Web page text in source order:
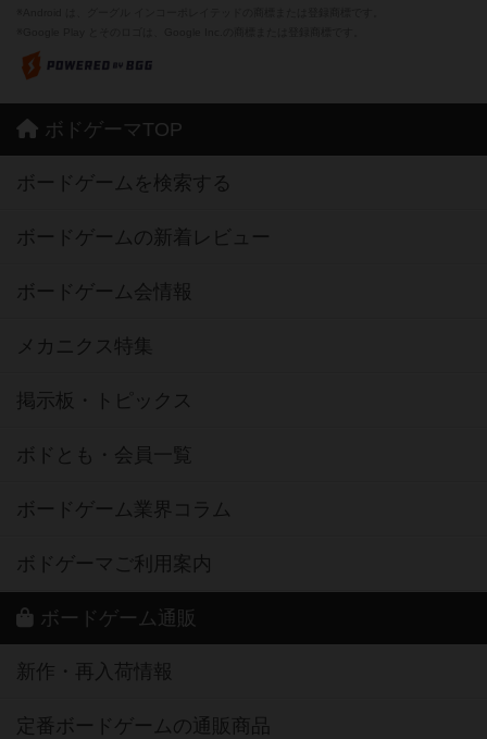
ボドゲーマTOP
ボードゲームを検索する
ボードゲームの新着レビュー
ボードゲーム会情報
メカニクス特集
掲示板・トピックス
ボドとも・会員一覧
ボードゲーム業界コラム
ボドゲーマご利用案内
ボードゲーム通販
新作・再入荷情報
定番ボードゲームの通販商品